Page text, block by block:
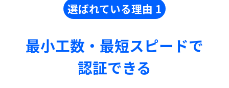
選ばれている理由 1
最小工数・最短スピードで
認証できる